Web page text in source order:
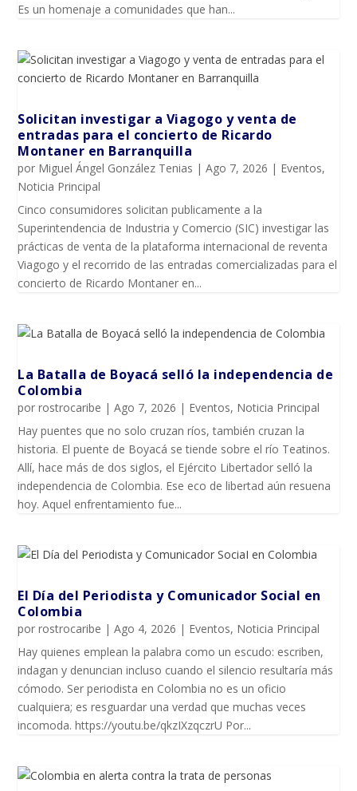
Es un homenaje a comunidades que han...
Solicitan investigar a Viagogo y venta de
entradas para el concierto de Ricardo
Montaner en Barranquilla
por Miguel Ángel González Tenias |Ago 7, 2026 | Eventos,
Noticia Principal
Cinco consumidores solicitan publicamente a la
Superintendencia de Industria y Comercio (SIC) investigar las
prácticas de venta de la plataforma internacional de reventa
Viagogo y el recorrido de las entradas comercializadas para el
concierto de Ricardo Montaner en...
La Batalla de Boyacá selló la independencia de
Colombia
porrostrocaribe |Ago 7, 2026 | Eventos, Noticia Principal
Hay puentes que no solo cruzan ríos, también cruzan la
historia. El puente de Boyacá se tiende sobre el río Teatinos.
Allí, hace más de dos siglos, el Ejército Libertador selló la
independencia de Colombia. Ese eco de libertad aún resuena
hoy. Aquel enfrentamiento fue...
El Día del Periodista y Comunicador SociaI en
Colombia
porrostrocaribe |Ago 4, 2026 | Eventos, Noticia Principal
Hay quienes emplean la palabra como un escudo: escriben,
indagan y denuncian incluso cuando el silencio resultaría más
cómodo. Ser periodista en Colombia no es un oficio
cualquiera; es resguardar una verdad que muchas veces
incomoda. https://youtu.be/qkzIXzqczrU Por...